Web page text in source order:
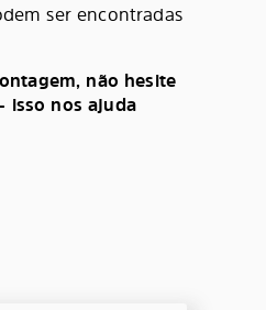
ser encontradas
não hesite
isso nos ajuda